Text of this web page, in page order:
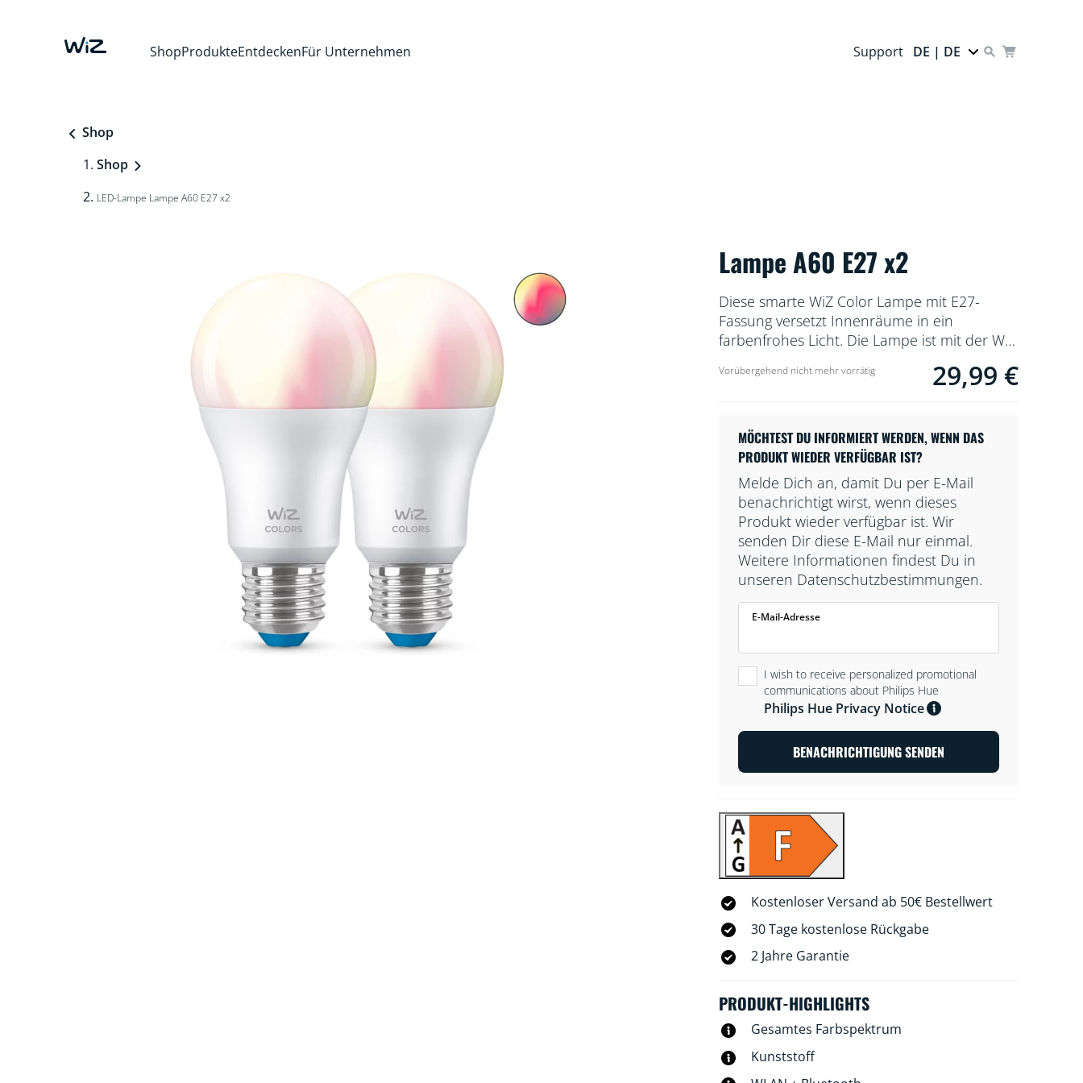
ShopProdukteEntdeckenFür Unternehmen Support DE | DE
Shop
Shop
LED-Lampe Lampe A60 E27 x2
Lampe A60 E27 x2
Diese smarte WiZ Color Lampe mit E27-
Fassung versetzt Innenräume in ein
farbenfrohes Licht. Die Lampe ist mit der WiZ
Außerdem gibt es in der WLAN-Einrichtung
Vorübergehend nicht mehr vorrätig Current price is 29,99
29,99 €
MÖCHTEST DU INFORMIERT WERDEN, WENN DAS
PRODUKT WIEDER VERFÜGBAR IST?
Melde Dich an, damit Du per E-Mail
benachrichtigt wirst, wenn dieses
Produkt wieder verfügbar ist. Wir
senden Dir diese E-Mail nur einmal.
Weitere Informationen findest Du in
unseren Datenschutzbestimmungen.
E-Mail-Adresse
I wish to receive personalized promotional
communications about Philips Hue
Philips Hue Privacy Notice
BENACHRICHTIGUNG SENDEN
Kostenloser Versand ab 50€ Bestellwert
30 Tage kostenlose Rückgabe
2 Jahre Garantie
PRODUKT-HIGHLIGHTS
Gesamtes Farbspektrum
Kunststoff